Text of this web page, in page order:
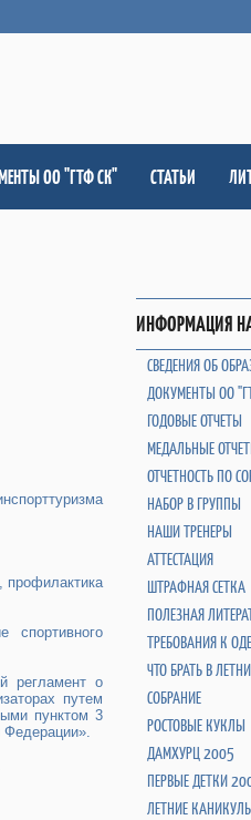
ОО "ГТФ СК" СТАТЬИ
профилактика
спортивного
регламент о
путем
пунктом 3
Федерации».
ИНФОРМАЦИЯ
СВЕДЕНИЯ ОБ
ДОКУМЕНТЫ ОО
ГОДОВЫЕ ОТЧЕТЫ
МЕДАЛЬНЫЕ
ОТЧЕТНОСТЬ ПО
НАБОР В ГРУППЫ
НАШИ ТРЕНЕРЫ
АТТЕСТАЦИЯ
ШТРАФНАЯ СЕТКА
ПОЛЕЗНАЯ
ТРЕБОВАНИЯ К
ЧТО БРАТЬ В
СОБРАНИЕ
РОСТОВЫЕ КУКЛЫ
ДАМХУРЦ 2005
ПЕРВЫЕ ДЕТКИ
ЛЕТНИЕ